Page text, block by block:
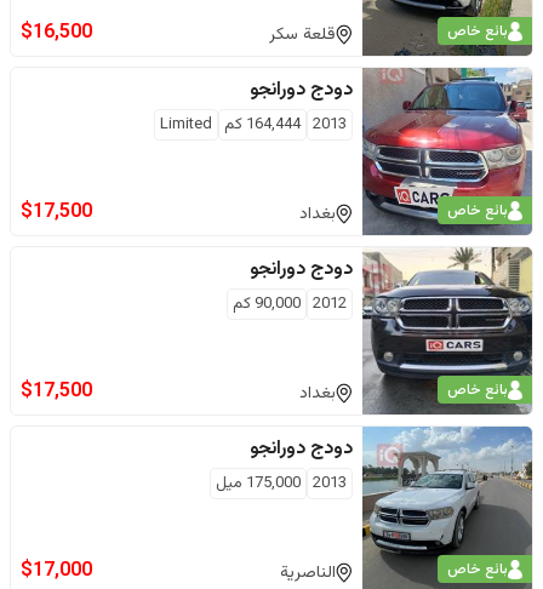
بائع خاص قلعة سكر $16,500
بائع خاص
دودج دورانجو
2013
164,444 كم Limited
بغداد $17,500
بائع خاص
دودج دورانجو
2012
90,000 كم
بغداد $17,500
بائع خاص
دودج دورانجو
2013
175,000 ميل
الناصرية $17,000